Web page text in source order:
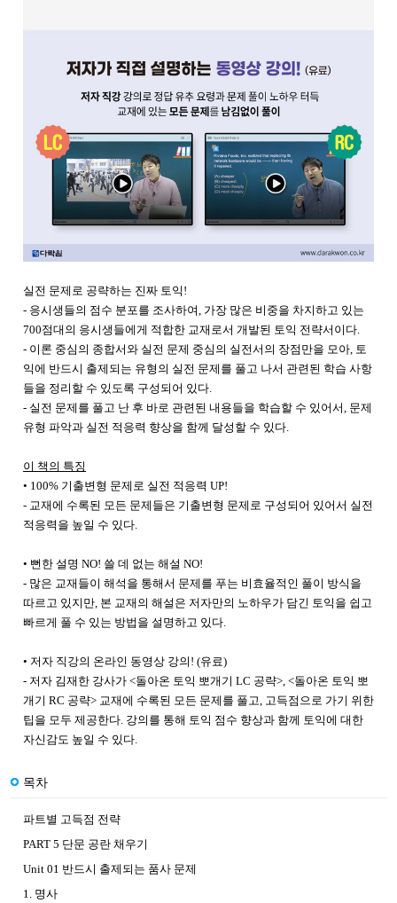
실전 문제로 공략하는 진짜 토익!
- 응시생들의 점수 분포를 조사하여, 가장 많은 비중을 차지하고 있는
700점대의 응시생들에게 적합한 교재로서 개발된 토익 전략서이다.
- 이론 중심의 종합서와 실전 문제 중심의 실전서의 장점만을 모아, 토
익에 반드시 출제되는 유형의 실전 문제를 풀고 나서 관련된 학습 사항
들을 정리할 수 있도록 구성되어 있다.
- 실전 문제를 풀고 난 후 바로 관련된 내용들을 학습할 수 있어서, 문제
유형 파악과 실전 적응력 향상을 함께 달성할 수 있다.
이 책의 특징
• 100% 기출변형 문제로 실전 적응력 UP!
- 교재에 수록된 모든 문제들은 기출변형 문제로 구성되어 있어서 실전
적응력을 높일 수 있다.
• 뻔한 설명 NO! 쓸 데 없는 해설 NO!
- 많은 교재들이 해석을 통해서 문제를 푸는 비효율적인 풀이 방식을
따르고 있지만, 본 교재의 해설은 저자만의 노하우가 담긴 토익을 쉽고
빠르게 풀 수 있는 방법을 설명하고 있다.
• 저자 직강의 온라인 동영상 강의! (유료)
- 저자 김재한 강사가 <돌아온 토익 뽀개기 LC 공략>, <돌아온 토익 뽀
개기 RC 공략> 교재에 수록된 모든 문제를 풀고, 고득점으로 가기 위한
팁을 모두 제공한다. 강의를 통해 토익 점수 향상과 함께 토익에 대한
자신감도 높일 수 있다.
목차
파트별 고득점 전략
PART 5 단문 공란 채우기
Unit 01 반드시 출제되는 품사 문제
1. 명사